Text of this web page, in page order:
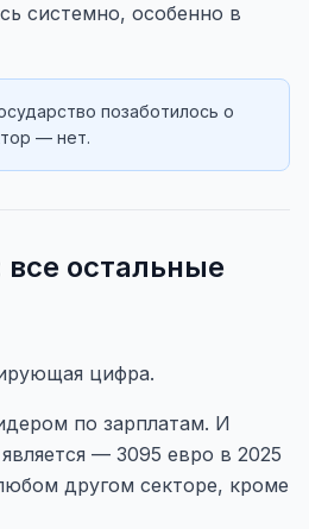
системно, особенно в
позаботилось о
— нет.
остальные
цифра.
по зарплатам. И
— 3095 евро в 2025
другом секторе, кроме